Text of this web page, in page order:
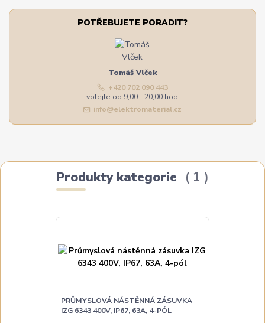
POTŘEBUJETE PORADIT?
Tomáš Vlček
+420 702 090 443
volejte od 9,00 - 20,00 hod
info@elektromaterial.cz
Produkty kategorie 1
PRŮMYSLOVÁ NÁSTĚNNÁ ZÁSUVKA
IZG 6343 400V, IP67, 63A, 4-PÓL